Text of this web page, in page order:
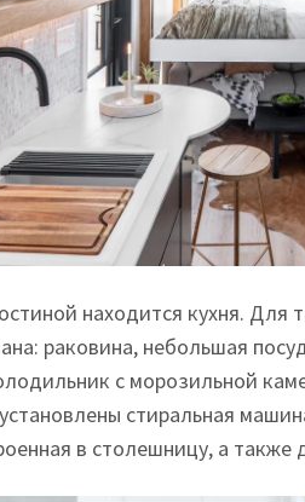
находится кухня. Для
раковина, небольшая
с морозильной
стиральная
в столешницу, а